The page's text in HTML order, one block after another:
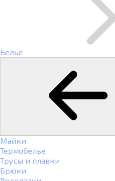
Белье
Майки
Термобелье
Трусы и плавки
Брюки